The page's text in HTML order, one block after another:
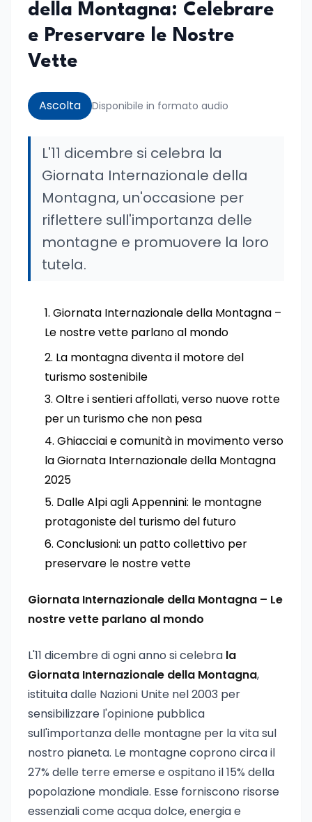
della Montagna: Celebrare
e Preservare le Nostre
Vette
Ascolta Disponibile in formato audio
L'11 dicembre si celebra la
Giornata Internazionale della
Montagna, un'occasione per
riflettere sull'importanza delle
montagne e promuovere la loro
tutela.
Giornata Internazionale della Montagna –
Le nostre vette parlano al mondo
La montagna diventa il motore del
turismo sostenibile
Oltre i sentieri affollati, verso nuove rotte
per un turismo che non pesa
Ghiacciai e comunità in movimento verso
la Giornata Internazionale della Montagna
2025
Dalle Alpi agli Appennini: le montagne
protagoniste del turismo del futuro
Conclusioni: un patto collettivo per
preservare le nostre vette
Giornata Internazionale della Montagna – Le
nostre vette parlano al mondo
L'11 dicembre di ogni anno si celebra la
Giornata Internazionale della Montagna,
istituita dalle Nazioni Unite nel 2003 per
sensibilizzare l'opinione pubblica
sull'importanza delle montagne per la vita sul
nostro pianeta. Le montagne coprono circa il
27% delle terre emerse e ospitano il 15% della
popolazione mondiale. Esse forniscono risorse
essenziali come acqua dolce, energia e